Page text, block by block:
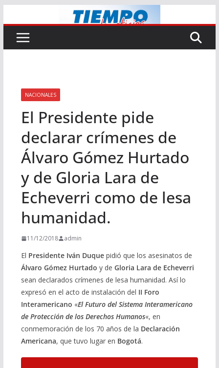
al
contenido
NACIONALES
El Presidente pide
declarar crímenes de
Álvaro Gómez Hurtado
y de Gloria Lara de
Echeverri como de lesa
humanidad.
11/12/2018 admin
El Presidente Iván Duquepidió que los asesinatos de
Álvaro Gómez Hurtado y de Gloria Lara de Echeverri
sean declarados crímenes de lesa humanidad. Así lo
expresó en el acto de instalación del II Foro
Interamericano «El Futuro del Sistema Interamericano
de Protección de los Derechos Humanos«, en
conmemoración de los 70 años de la Declaración
Americana, que tuvo lugar en Bogotá.